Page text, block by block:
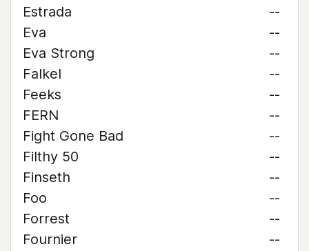
Estrada
--
Eva
--
Eva Strong
--
Falkel
--
Feeks
--
FERN
--
Fight Gone Bad
--
Filthy 50
--
Finseth
--
Foo
--
Forrest
--
Fournier
--